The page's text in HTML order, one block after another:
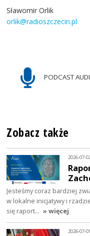
Sławomir Orlik
orlik@radioszczecin.pl
PODCAST
Zobacz także
2026-07-
Jesteśmy coraz bardziej
w lokalne inicjatywy i
się raport… » więcej
2026-07-